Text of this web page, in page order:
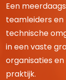
Leren
Persoonlijke
Stress en
Coaching
Een
teamleiders
technische
in een vaste
organisaties
praktijk.